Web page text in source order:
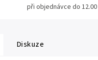
při objednávce do 12.00
Diskuze